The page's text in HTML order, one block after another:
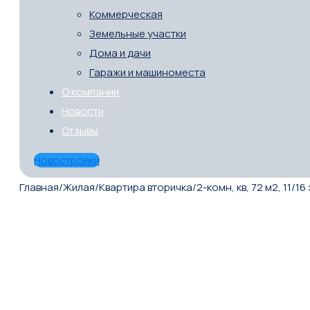
Коммерческая
Земельные участки
Дома и дачи
Гаражи и машиноместа
О компании
Новости
Отзывы
Новостройки
Главная/Жилая/Квартира вторичка/2-комн, кв, 72 м2, 11/16